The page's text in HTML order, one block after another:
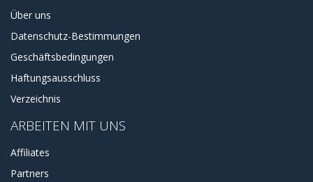
Über uns
Datenschutz-Bestimmungen
Geschäftsbedingungen
Haftungsausschluss
Verzeichnis
ARBEITEN MIT UNS
Affiliates
Partners